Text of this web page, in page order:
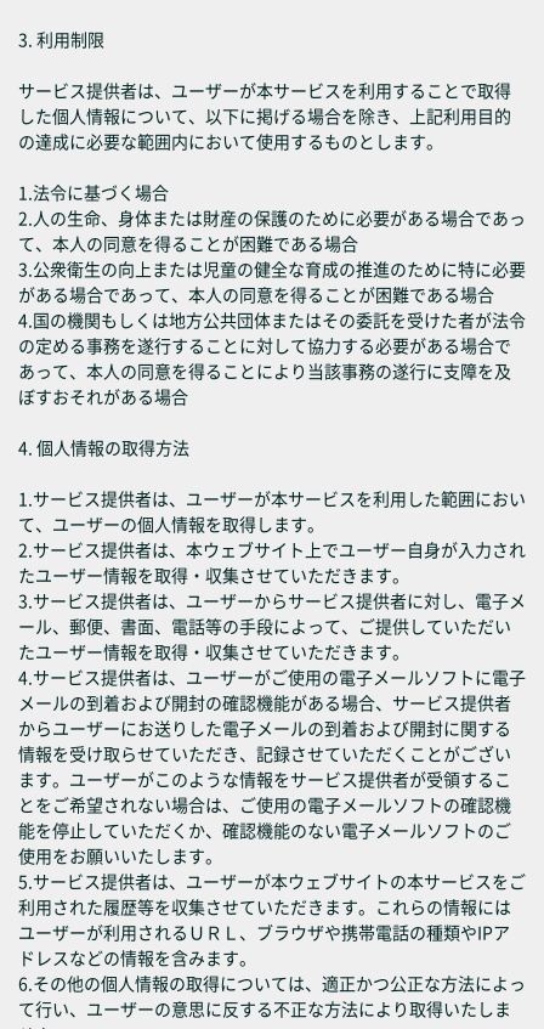
3. 利用制限
サービス提供者は、ユーザーが本サービスを利用することで取得
した個人情報について、以下に掲げる場合を除き、上記利用目的
の達成に必要な範囲内において使用するものとします。
1.法令に基づく場合
2.人の生命、身体または財産の保護のために必要がある場合であっ
て、本人の同意を得ることが困難である場合
3.公衆衛生の向上または児童の健全な育成の推進のために特に必要
がある場合であって、本人の同意を得ることが困難である場合
4.国の機関もしくは地方公共団体またはその委託を受けた者が法令
の定める事務を遂行することに対して協力する必要がある場合で
あって、本人の同意を得ることにより当該事務の遂行に支障を及
ぼすおそれがある場合
4. 個人情報の取得方法
1.サービス提供者は、ユーザーが本サービスを利用した範囲におい
て、ユーザーの個人情報を取得します。
2.サービス提供者は、本ウェブサイト上でユーザー自身が入力され
たユーザー情報を取得・収集させていただきます。
3.サービス提供者は、ユーザーからサービス提供者に対し、電子メ
ール、郵便、書面、電話等の手段によって、ご提供していただい
たユーザー情報を取得・収集させていただきます。
4.サービス提供者は、ユーザーがご使用の電子メールソフトに電子
メールの到着および開封の確認機能がある場合、サービス提供者
からユーザーにお送りした電子メールの到着および開封に関する
情報を受け取らせていただき、記録させていただくことがござい
ます。ユーザーがこのような情報をサービス提供者が受領するこ
とをご希望されない場合は、ご使用の電子メールソフトの確認機
能を停止していただくか、確認機能のない電子メールソフトのご
使用をお願いいたします。
5.サービス提供者は、ユーザーが本ウェブサイトの本サービスをご
利用された履歴等を収集させていただきます。これらの情報には
ユーザーが利用されるＵＲＬ、ブラウザや携帯電話の種類やIPア
ドレスなどの情報を含みます。
6.その他の個人情報の取得については、適正かつ公正な方法によっ
て行い、ユーザーの意思に反する不正な方法により取得いたしま